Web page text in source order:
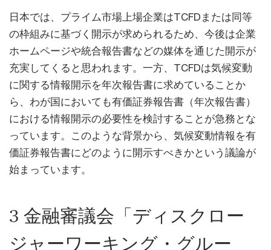
日本では、プライム市場上場企業はTCFDまたは同等
の枠組みに基づく開示が求められるため、今後は企業
ホームページや統合報告書などの媒体を通じた開示が
充実してくると思われます。一方、TCFDは気候変動
に関する情報開示を年次報告書に求めていることか
ら、わが国においても有価証券報告書（年次報告書）
における情報開示の必要性を検討することが急務とな
っています。このような背景から、気候変動情報を有
価証券報告書にどのように開示すべきかという議論が
始まっています。
3 金融審議会「ディスクロー
ジャーワーキング・グルー